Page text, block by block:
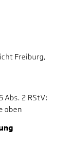
Freiburg,
2 RStV:
oben